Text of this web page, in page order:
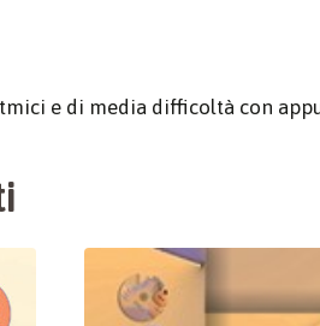
e di media difficoltà con